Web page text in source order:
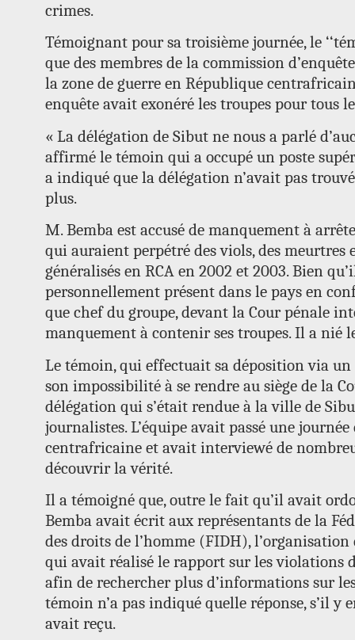
crimes.
Témoignant pour sa troisième journée, le
que des membres de la commission
la zone de guerre en République
enquête avait exonéré les troupes pour tous
« La délégation de Sibut ne nous a parlé
affirmé le témoin qui a occupé un poste
a indiqué que la délégation n’avait pas
plus.
M. Bemba est accusé de manquement à
qui auraient perpétré des viols, des meurtres
généralisés en RCA en 2002 et 2003. Bien
personnellement présent dans le pays en
que chef du groupe, devant la Cour pénale
manquement à contenir ses troupes. Il a nié
Le témoin, qui effectuait sa déposition via
son impossibilité à se rendre au siège de la
délégation qui s’était rendue à la ville de
journalistes. L’équipe avait passé une
centrafricaine et avait interviewé de
découvrir la vérité.
Il a témoigné que, outre le fait qu’il avait
Bemba avait écrit aux représentants de la
des droits de l’homme (FIDH), l’organisation
qui avait réalisé le rapport sur les violations
afin de rechercher plus d’informations sur
témoin n’a pas indiqué quelle réponse, s’il y
avait reçu.